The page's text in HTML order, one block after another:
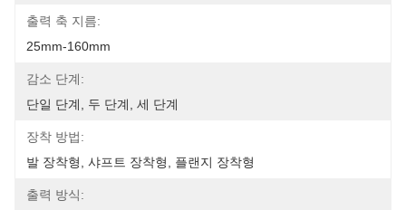
출력 축 지름:
25mm-160mm
감소 단계:
단일 단계, 두 단계, 세 단계
장착 방법:
발 장착형, 샤프트 장착형, 플랜지 장착형
출력 방식: